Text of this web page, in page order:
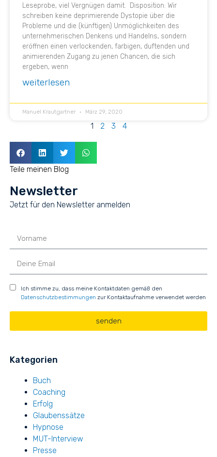
Leseprobe, viel Vergnügen damit. Disposition: Wir
schreiben keine deprimierende Dystopie über die
Probleme und die (künftigen) Unmöglichkeiten des
unternehmerischen Denkens und Handelns, sondern
eröffnen einen verlockenden, farbigen, duftenden und
animierenden Zugang zu jenen Chancen, die sich
ergeben, wenn
weiterlesen
Manuel Krautgartner März 29, 2020
1 2 3 4
Teile meinen Blog
Newsletter
Jetzt für den Newsletter anmelden
Ich stimme zu, dass meine Kontaktdaten gemäß den
Datenschutzbestimmungen zur Kontaktaufnahme verwendet werden
senden
Kategorien
Buch
Coaching
Erfolg
Glaubenssätze
Hypnose
MUT-Interview
Presse